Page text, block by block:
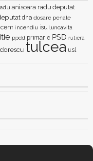
anisoara radu deputat
dna dosare penale
icem incendiu isu luncavita
ppdd primarie PSD rutiera
tulcea usl